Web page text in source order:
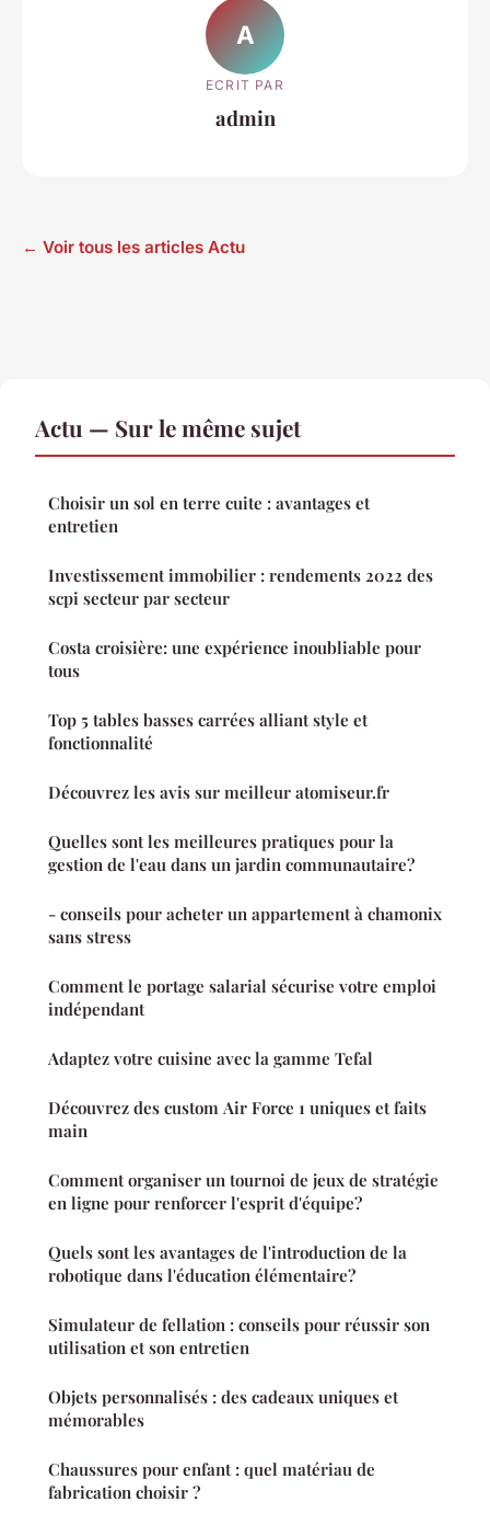
A
ECRIT PAR
admin
← Voir tous les articles Actu
Actu — Sur le même sujet
Choisir un sol en terre cuite : avantages et
entretien
Investissement immobilier : rendements 2022 des
scpi secteur par secteur
Costa croisière: une expérience inoubliable pour
tous
Top 5 tables basses carrées alliant style et
fonctionnalité
Découvrez les avis sur meilleur atomiseur.fr
Quelles sont les meilleures pratiques pour la
gestion de l'eau dans un jardin communautaire?
- conseils pour acheter un appartement à chamonix
sans stress
Comment le portage salarial sécurise votre emploi
indépendant
Adaptez votre cuisine avec la gamme Tefal
Découvrez des custom Air Force 1 uniques et faits
main
Comment organiser un tournoi de jeux de stratégie
en ligne pour renforcer l'esprit d'équipe?
Quels sont les avantages de l'introduction de la
robotique dans l'éducation élémentaire?
Simulateur de fellation : conseils pour réussir son
utilisation et son entretien
Objets personnalisés : des cadeaux uniques et
mémorables
Chaussures pour enfant : quel matériau de
fabrication choisir ?